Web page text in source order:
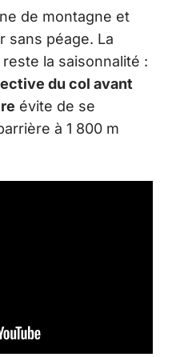
de montagne et
sans péage. La
la saisonnalité :
du col avant
évite de se
à 1 800 m